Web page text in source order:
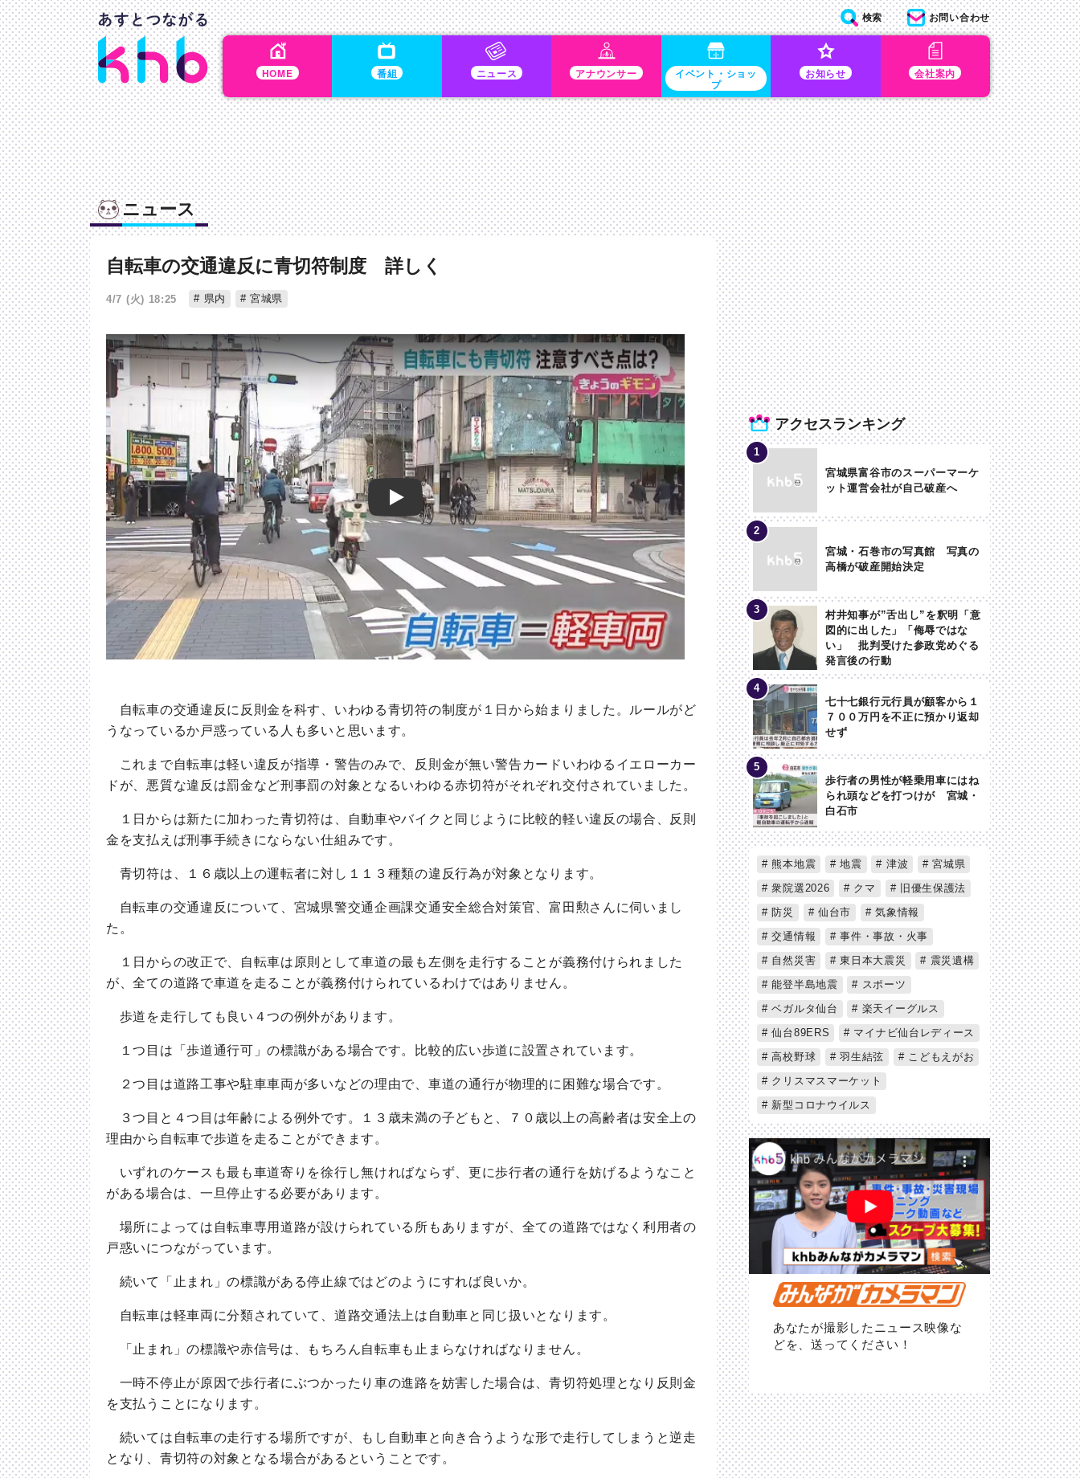
HOME 番組 ニュース アナウンサー イベント・ショッ
プ
お知らせ 会社案内
検索 お問い合わせ
ニュース
自転車の交通違反に青切符制度 詳しく
4/7 (火) 18:25 県内 宮城県
Play
自転車の交通違反に反則金を科す、いわゆる青切符の制度が１日から始まりました。ルールがど
うなっているか戸惑っている人も多いと思います。
これまで自転車は軽い違反が指導・警告のみで、反則金が無い警告カードいわゆるイエローカー
ドが、悪質な違反は罰金など刑事罰の対象となるいわゆる赤切符がそれぞれ交付されていました。
１日からは新たに加わった青切符は、自動車やバイクと同じように比較的軽い違反の場合、反則
金を支払えば刑事手続きにならない仕組みです。
青切符は、１６歳以上の運転者に対し１１３種類の違反行為が対象となります。
自転車の交通違反について、宮城県警交通企画課交通安全総合対策官、富田勲さんに伺いまし
た。
１日からの改正で、自転車は原則として車道の最も左側を走行することが義務付けられました
が、全ての道路で車道を走ることが義務付けられているわけではありません。
歩道を走行しても良い４つの例外があります。
１つ目は「歩道通行可」の標識がある場合です。比較的広い歩道に設置されています。
２つ目は道路工事や駐車車両が多いなどの理由で、車道の通行が物理的に困難な場合です。
３つ目と４つ目は年齢による例外です。１３歳未満の子どもと、７０歳以上の高齢者は安全上の
理由から自転車で歩道を走ることができます。
いずれのケースも最も車道寄りを徐行し無ければならず、更に歩行者の通行を妨げるようなこと
がある場合は、一旦停止する必要があります。
場所によっては自転車専用道路が設けられている所もありますが、全ての道路ではなく利用者の
戸惑いにつながっています。
続いて「止まれ」の標識がある停止線ではどのようにすれば良いか。
自転車は軽車両に分類されていて、道路交通法上は自動車と同じ扱いとなります。
「止まれ」の標識や赤信号は、もちろん自転車も止まらなければなりません。
一時不停止が原因で歩行者にぶつかったり車の進路を妨害した場合は、青切符処理となり反則金
を支払うことになります。
続いては自転車の走行する場所ですが、もし自動車と向き合うような形で走行してしまうと逆走
となり、青切符の対象となる場合があるということです。
アクセスランキング
宮城県富谷市のスーパーマーケ
ット運営会社が自己破産へ
宮城・石巻市の写真館 写真の
高橋が破産開始決定
村井知事が”舌出し”を釈明「意
図的に出した」「侮辱ではな
い」 批判受けた参政党めぐる
発言後の行動
七十七銀行元行員が顧客から１
７００万円を不正に預かり返却
せず
歩行者の男性が軽乗用車にはね
られ頭などを打つけが 宮城・
白石市
熊本地震 地震 津波
宮城県
衆院選2026
クマ
旧優生保護法
防災
仙台市
気象情報
交通情報
事件・事故・火事
自然災害
東日本大震災
震災遺構
能登半島地震
スポーツ
ベガルタ仙台
楽天イーグルス
仙台89ERS
マイナビ仙台レディース
高校野球
羽生結弦
こどもえがお
クリスマスマーケット
新型コロナウイルス
あなたが撮影したニュース映像な
どを、送ってください！